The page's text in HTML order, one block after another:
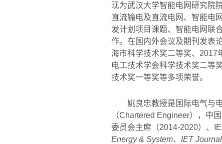
现为武汉大学智能电网研究院
直流输电及直流电网、智能电
发计划项目课题、智能电网联
作。在国内外会议及期刊发表
海市科学技术奖二等奖、 2017
电工技术学会科学技术奖二等奖
技术奖一等奖等多项荣誉。
姚良忠教授是国际电气与
（Chartered Engineer），中
委员会主席（2014-2020）、
Energy & System、 IET